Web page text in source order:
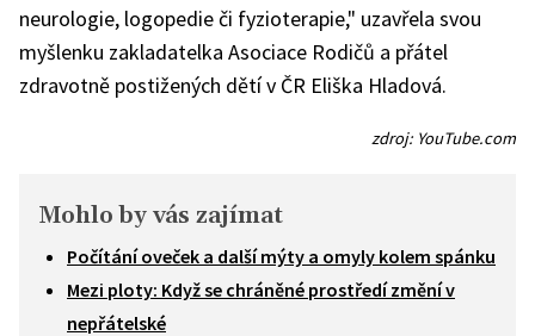
neurologie, logopedie či fyzioterapie," uzavřela svou
myšlenku zakladatelka Asociace Rodičů a přátel
zdravotně postižených dětí v ČR Eliška Hladová.
zdroj: YouTube.com
Mohlo by vás zajímat
Počítání oveček a další mýty a omyly kolem spánku
Mezi ploty: Když se chráněné prostředí změní v
nepřátelské